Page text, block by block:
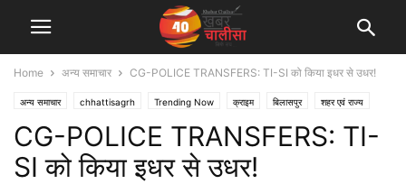
Home अन्य समाचार CG-POLICE TRANSFERS: TI-SI को किया इधर से उधर!
अन्य समाचार chhattisagrh Trending Now क्राइम बिलासपुर शहर एवं राज्य
CG-POLICE TRANSFERS: TI-
SI को किया इधर से उधर!